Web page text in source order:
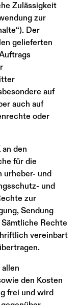
Zulässigkeit
zur
Der
gelieferten
auf
auch auf
oder
den
für die
urheber- und
und
zur
Sendung
Rechte
vereinbart
den Kosten
frei und wird